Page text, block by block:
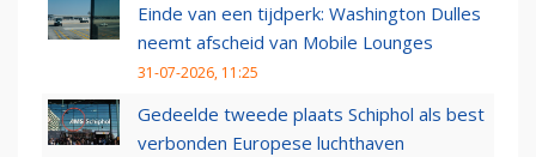
Einde van een tijdperk: Washington Dulles
neemt afscheid van Mobile Lounges
31-07-2026, 11:25
Gedeelde tweede plaats Schiphol als best
verbonden Europese luchthaven